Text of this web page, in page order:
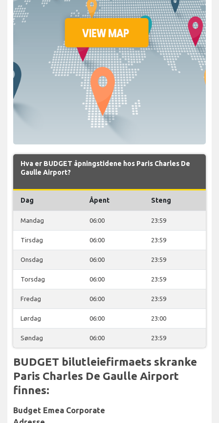
Hva er BUDGET åpningstidene hos Paris Charles De
Gaulle Airport?
Dag Åpent Steng
Mandag 06:00 23:59
Tirsdag 06:00 23:59
Onsdag 06:00 23:59
Torsdag 06:00 23:59
Fredag 06:00 23:59
Lørdag 06:00 23:00
Søndag 06:00 23:59
BUDGET bilutleiefirmaets skranke
Paris Charles De Gaulle Airport
finnes:
Budget Emea Corporate